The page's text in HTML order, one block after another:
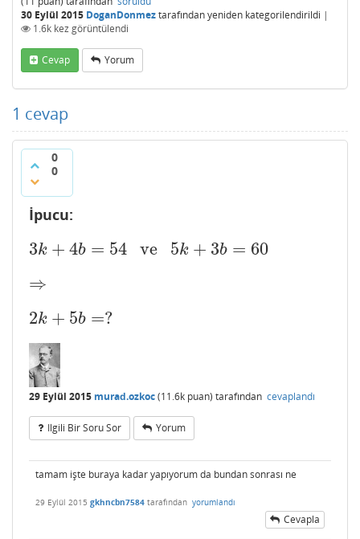
30 Eylül 2015 DoganDonmeztarafındanyeniden kategorilendirildi |
1.6k kez görüntülendi
Cevap Yorum
1 cevap
0
0
İpucu:
3k + 4b = 54 ve 5k + 3b = 60
3k+4b =54 ve 5k+3b=60
⇒
⇒
2k + 5b =?
2 k+ 5b=?
29 Eylül 2015 murad.ozkoc(11.6k puan) tarafından cevaplandı
Ilgili Bir Soru Sor Yorum
tamam işte buraya kadar yapıyorum da bundan sonrası ne
29 Eylül 2015 gkhncbn7584 tarafından yorumlandı
Cevapla